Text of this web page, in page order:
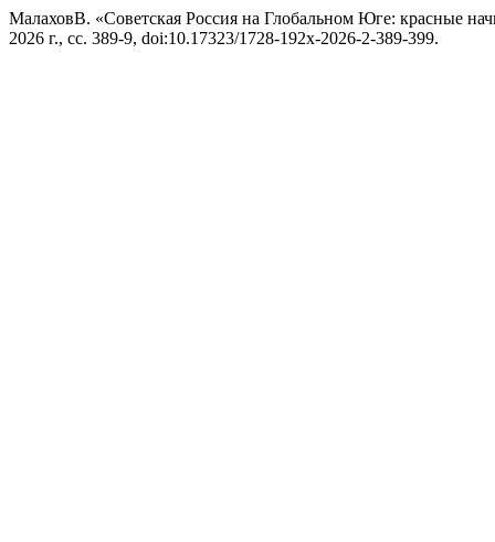
МалаховВ. «Советская Россия на Глобальном Юге: красные
2026 г., сс. 389-9, doi:10.17323/1728-192x-2026-2-389-399.